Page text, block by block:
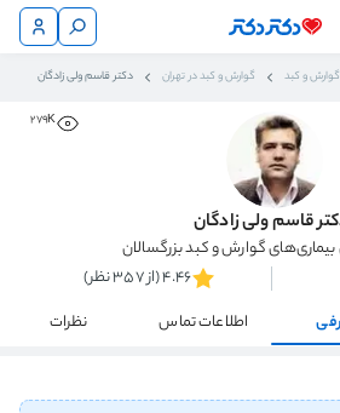
گوارش و کبد گوارش و کبد در تهران دکتر قاسم ولی زادگان
279K
قاسم ولی زادگان
گوارش و کبد بزرگسالان
4.46 (از 357 نظر)
اطلاعات تماس نظرات